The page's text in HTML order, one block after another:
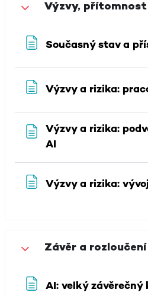
Sbalit Výzvy,
Současný stav a
Výzvy a rizika:
Výzvy a rizika:
AI
Výzvy a rizika:
Sbalit Závěr a rozloučení
AI: velký závěrečný